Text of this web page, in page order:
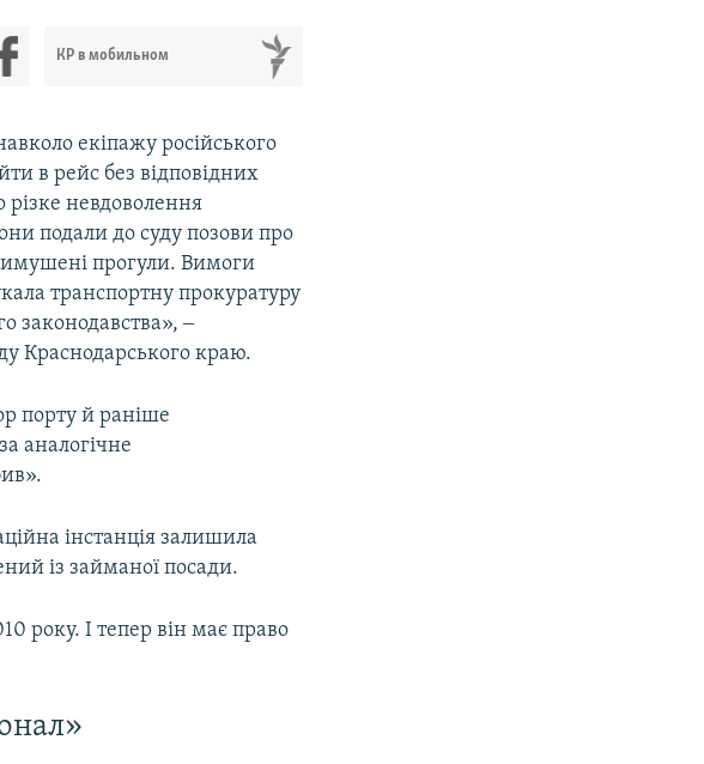
КР в мобильном
екіпажу російського
в рейс без відповідних
різке невдоволення
подали до суду позови про
прогули. Вимоги
транспортну прокуратуру
законодавства», ‒
Краснодарського краю.
порту й раніше
аналогічне
інстанція залишила
із займаної посади.
року. І тепер він має право